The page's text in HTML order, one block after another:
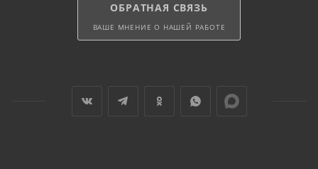
ОБРАТНАЯ СВЯЗЬ
ВАШЕ МНЕНИЕ О НАШЕЙ РАБОТЕ